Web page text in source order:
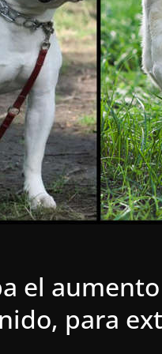
el
para
OPINIÓN
LA CLOACA
DE 2026